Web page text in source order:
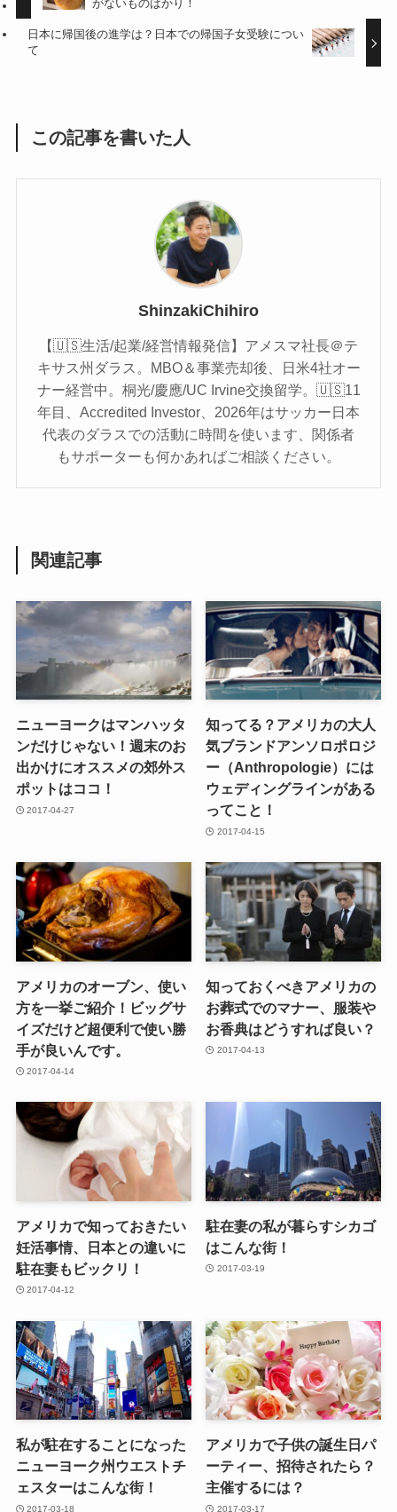
がないものばかり！
日本に帰国後の進学は？日本での帰国子女受験につい
て
この記事を書いた人
ShinzakiChihiro
【🇺🇸生活/起業/経営情報発信】アメスマ社長＠テ
キサス州ダラス。MBO＆事業売却後、日米4社オー
ナー経営中。桐光/慶應/UC Irvine交換留学。🇺🇸11
年目、Accredited Investor、2026年はサッカー日本
代表のダラスでの活動に時間を使います、関係者
もサポーターも何かあればご相談ください。
関連記事
ニューヨークはマンハッタ
ンだけじゃない！週末のお
出かけにオススメの郊外ス
ポットはココ！
2017-04-27
知ってる？アメリカの大人
気ブランドアンソロポロジ
ー（Anthropologie）には
ウェディングラインがある
ってこと！
2017-04-15
アメリカのオーブン、使い
方を一挙ご紹介！ビッグサ
イズだけど超便利で使い勝
手が良いんです。
2017-04-14
知っておくべきアメリカの
お葬式でのマナー、服装や
お香典はどうすれば良い？
2017-04-13
アメリカで知っておきたい
妊活事情、日本との違いに
駐在妻もビックリ！
2017-04-12
駐在妻の私が暮らすシカゴ
はこんな街！
2017-03-19
私が駐在することになった
ニューヨーク州ウエストチ
ェスターはこんな街！
2017-03-18
アメリカで子供の誕生日パ
ーティー、招待されたら？
主催するには？
2017-03-17